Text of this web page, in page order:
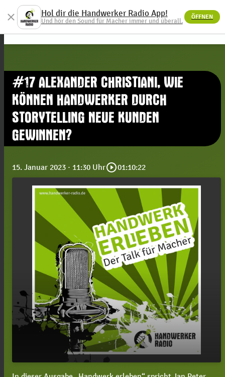
menu
#17 ALEXANDER CHRISTIANI, WIE
KÖNNEN HANDWERKER DURCH
STORYTELLING NEUE KUNDEN
GEWINNEN?
15. Januar 2023 · 11:30 Uhrplay_circle_outline01:10:22
close Hol dir die Handwerker Radio App!
Und hör den Sound für Macher immer und überall.
ÖFFNEN